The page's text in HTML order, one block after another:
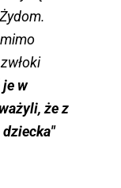
w
że z
dziecka"